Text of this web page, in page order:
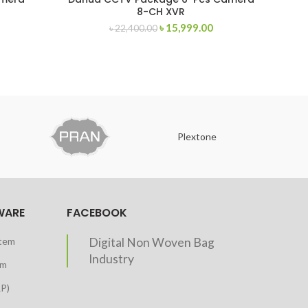
8-CH XVR
৳22,400.00 ৳ 15,999.00
Plextone
FACEBOOK
Digital Non Woven Bag
Industry